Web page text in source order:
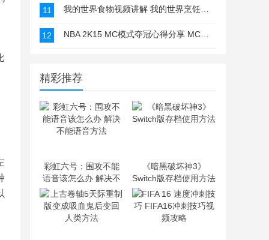
11
12
精彩推荐
彩虹六号：围攻不能
语音该怎么办 解决不
能语音方法
《暗黑破坏神3》
Switch版存档使用方法